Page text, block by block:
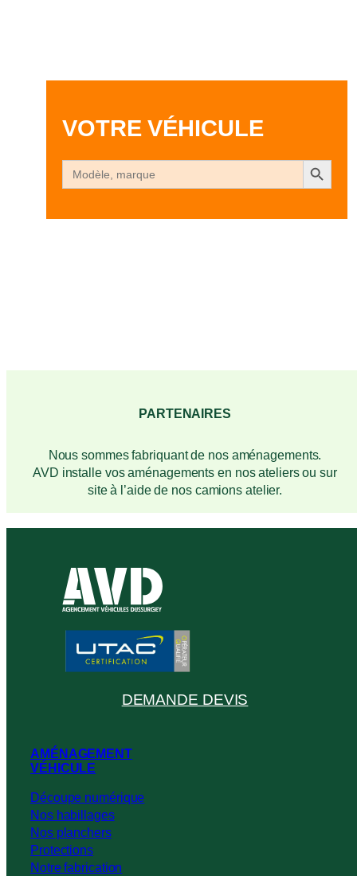
VOTRE VÉHICULE
Search
for:
Search Button
PARTENAIRES
Nous sommes fabriquant de nos aménagements.
AVD installe vos aménagements en nos ateliers ou sur
site à l’aide de nos camions atelier.
DEMANDE DEVIS
AMÉNAGEMENT
VÉHICULE
Découpe numérique
Nos habillages
Nos planchers
Protections
Notre fabrication